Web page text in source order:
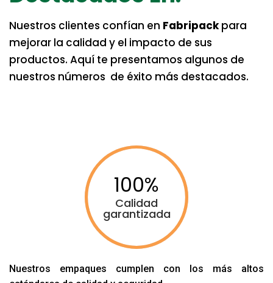
Nuestros clientes confían en Fabripackpara
mejorar la calidad y el impacto de sus
productos. Aquí te presentamos algunos de
nuestros números de éxito más destacados.
100
Calidad
garantizada
Nuestros empaques cumplen con los más altos